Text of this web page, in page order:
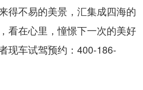
得不易的美景，汇集成四海的
看在心里，憧憬下一次的美好
现车试驾预约： 400-186-